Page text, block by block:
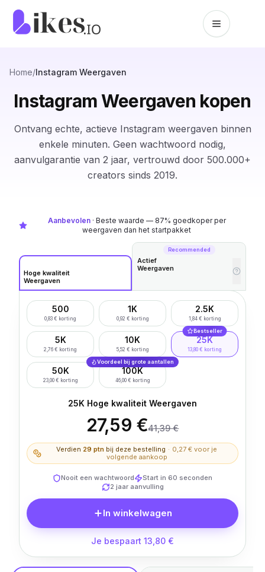
Naar inhoud springen
Home/Instagram Weergaven
Instagram Weergaven kopen
Ontvang echte, actieve Instagram weergaven binnen
enkele minuten. Geen wachtwoord nodig,
aanvulgarantie van 2 jaar, vertrouwd door 500.000+
creators sinds 2019.
Aanbevolen· Beste waarde — 87% goedkoper per
weergaven dan het startpakket
Hoge kwaliteit
Weergaven
Recommended
Actief
Weergaven
500
0,83 € korting
1K
0,92 € korting
2.5K
1,84 € korting
5K
2,76 € korting
10K
5,52 € korting
Bestseller
25K
13,80 € korting
50K
23,00 € korting
Voordeel bij grote aantallen
100K
46,00 € korting
25K Hoge kwaliteit Weergaven
27,59 €41,39 €
Verdien 29 ptn bij deze bestelling · 0,27 € voor je
volgende aankoop
Nooit een wachtwoord
Start in 60 seconden
2 jaar aanvulling
In winkelwagen
Je bespaart 13,80 €